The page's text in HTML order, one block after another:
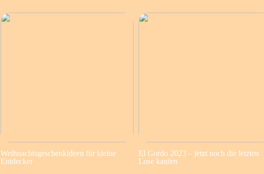
Weihnachtsgeschenkideen für kleine
Entdecker
El Gordo 2023 – jetzt noch die letzten
Lose kaufen